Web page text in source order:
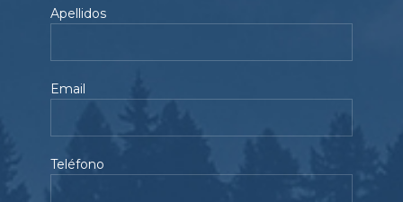
Apellidos
Email
Teléfono